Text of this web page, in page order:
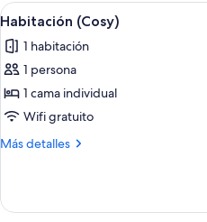
camas
Ver
todas
las
fotos
de
Habitación
(Cosy)
5
Habitación (Cosy)
1 habitación
1 persona
1 cama individual
Wifi gratuito
Más detalles
Más
(Cosy)